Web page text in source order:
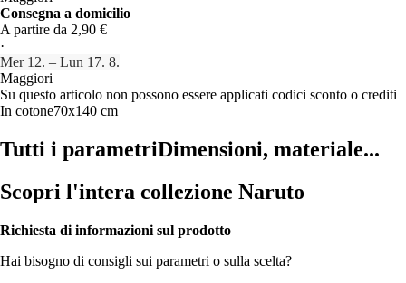
Consegna a domicilio
A partire da 2,90 €
·
Mer 12. – Lun 17. 8.
Maggiori
Su questo articolo non possono essere applicati codici sconto o crediti
In cotone70x140 cm
Tutti i parametriDimensioni, materiale...
Scopri l'intera collezione Naruto
Richiesta di informazioni sul prodotto
Hai bisogno di consigli sui parametri o sulla scelta?